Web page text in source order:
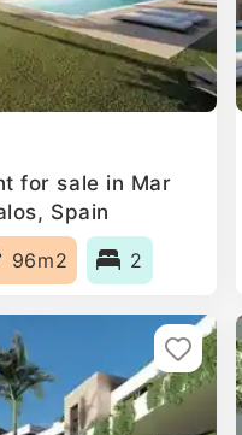
for sale in Mar
Spain
96m2 2